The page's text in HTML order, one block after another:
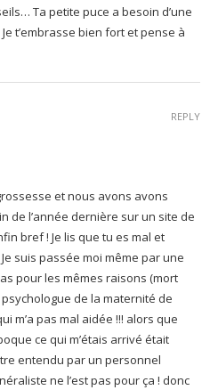
Ta petite puce a besoin d’une
Je t’embrasse bien fort et pense à
et nous avons avons
de l’année dernière sur un site de
bref ! Je lis que tu es mal et
suis passée moi même par une
pour les mêmes raisons (mort
de la maternité de
m’a pas mal aidée !!! alors que
ce qui m’étais arrivé était
entendu par un personnel
ne l’est pas pour ça ! donc
REPLY